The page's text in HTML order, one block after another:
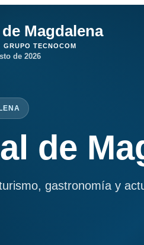
Magdalena
GRUPO TECNOCOM
de 2026
de
gastronomía y